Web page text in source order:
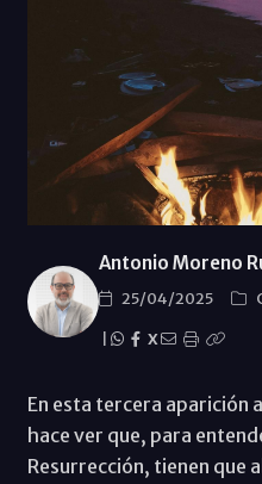
Antonio Moreno
25/04/2025
X
En esta tercera aparición
hace ver que, para
Resurrección, tienen que